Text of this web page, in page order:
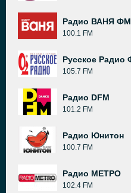
Радио ВАНЯ ФМ
100.1 FM
Русское Радио
105.7 FM
Радио DFM
101.2 FM
Радио Юнитон
100.7 FM
Радио МЕТРО
102.4 FM